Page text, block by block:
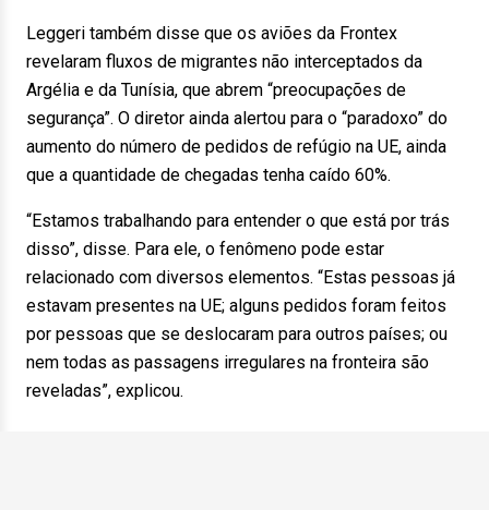
Leggeri também disse que os aviões da Frontex
revelaram fluxos de migrantes não interceptados da
Argélia e da Tunísia, que abrem “preocupações de
segurança”. O diretor ainda alertou para o “paradoxo” do
aumento do número de pedidos de refúgio na UE, ainda
que a quantidade de chegadas tenha caído 60%.
“Estamos trabalhando para entender o que está por trás
disso”, disse. Para ele, o fenômeno pode estar
relacionado com diversos elementos. “Estas pessoas já
estavam presentes na UE; alguns pedidos foram feitos
por pessoas que se deslocaram para outros países; ou
nem todas as passagens irregulares na fronteira são
reveladas”, explicou.